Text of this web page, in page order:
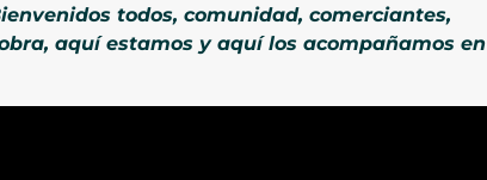
todos, comunidad, comerciantes,
aquí estamos y aquí los acompañamos en